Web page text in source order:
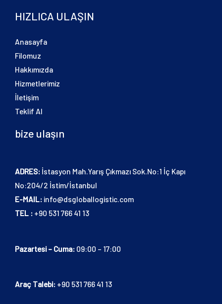
HIZLICA ULAŞIN
Anasayfa
Filomuz
Hakkımızda
Hizmetlerimiz
İletişim
Teklif Al
bize ulaşın
ADRES: İstasyon Mah.Yarış Çıkmazı Sok.No:1 İç Kapı
No:204/2 İstim/İstanbul
E-MAIL: info@dsgloballogistic.com
TEL : +90 531 766 41 13
Pazartesi – Cuma: 09:00 – 17:00
Araç Talebi: +90 531 766 41 13